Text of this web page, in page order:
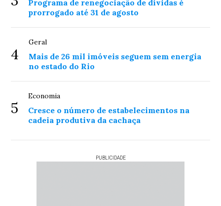
Programa de renegociação de dívidas é
prorrogado até 31 de agosto
4
Geral
Mais de 26 mil imóveis seguem sem energia
no estado do Rio
5
Economia
Cresce o número de estabelecimentos na
cadeia produtiva da cachaça
PUBLICIDADE